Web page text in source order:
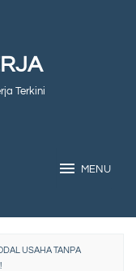
Terkini
MENU
USAHA TANPA